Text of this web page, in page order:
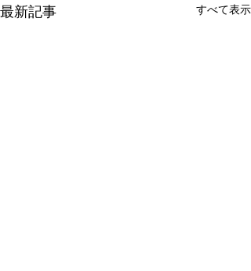
最新記事 すべて表示